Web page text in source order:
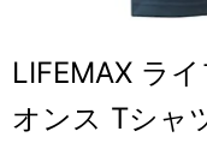
LIFEMAX ラ
オンス Tシャ